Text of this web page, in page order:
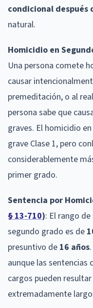
condicional después
natural.
Homicidio en
Una persona comete
causar
premeditación, o al
persona sabe que
graves. El homicidio
grave Clase 1, pero
considerablemente
primer grado.
Sentencia por
§ 13-710): El rango
segundo grado es de
presuntivo de 16 años
aunque las sentencias
cargos pueden
extremadamente